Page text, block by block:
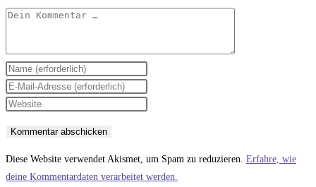
Kommentar
Gib
deinen
Namen
zum
Kommentieren
Gib
deine
Adresse
zum
Gib
URL
ein
Diese Website verwendet Akismet, um Spam zu reduzieren. Erfahre, wie
deine Kommentardaten verarbeitet werden.